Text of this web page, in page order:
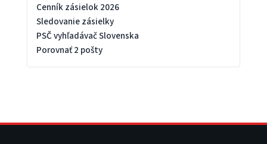
Cenník zásielok 2026
Sledovanie zásielky
PSČ vyhľadávač Slovenska
Porovnať 2 pošty